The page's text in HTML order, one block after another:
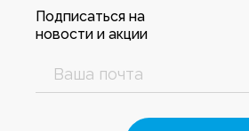
Подписаться на
новости и акции